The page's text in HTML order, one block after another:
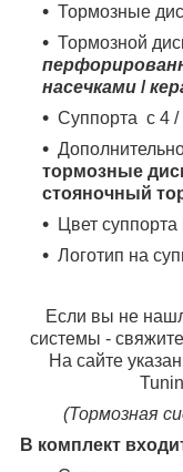
Тормозные
Тормозной
насечками /
Суппорта с 4 /
тормозные
стояночный
Цвет
Логотип на
Если вы не
системы -
На сайте
(Тормозная
В комплект